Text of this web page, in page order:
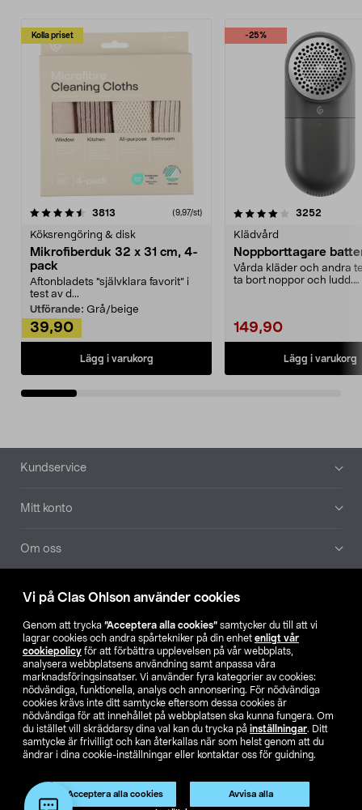
Vi på Clas Ohlson använder cookies
Genom att trycka ”Acceptera alla cookies” samtycker du till att vi
lagrar cookies och andra spårtekniker på din enhet enligt vår
cookiepolicy för att förbättra upplevelsen på vår webbplats,
analysera webbplatsens användning samt anpassa våra
marknadsföringsinsatser. Vi använder fyra kategorier av cookies:
nödvändiga, funktionella, analys och annonsering. För nödvändiga
cookies krävs inte ditt samtycke eftersom dessa cookies är
nödvändiga för att innehållet på webbplatsen ska kunna fungera. Om
du istället vill skräddarsy dina val kan du trycka på inställningar. Ditt
samtycke är frivilligt och kan återkallas när som helst genom att du
ändrar i dina cookie-inställningar eller kontaktar oss för guidning.
Acceptera alla cookies Avvisa alla
Kolla priset
3813 (9,97/st)
Köksrengöring & disk
Mikrofiberduk 32 x 31 cm, 4-
pack
Aftonbladets "självklara favorit” i
test av d...
Utförande: Grå/beige
39,90
Lägg i varukorg
-25%
4.0av 5 stjärnor 3252
Klädvård
Noppborttagare
Vårda kläder och andra
ta bort noppor och ludd.
149,90
Lägg i varukorg
4.5av 5 stjärnor
Sidfot
Kundservice
Mitt konto
Om oss
Aktuellt
Våra bolag
Hitta butik
SE NO FI